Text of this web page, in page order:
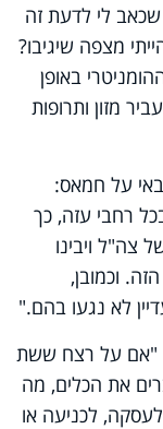
לי לדעת זה
מצפה שיגיבו?
באופן
מזון ותרופות
על חמאס:
רחבי עזה, כך
צה"ל ויבינו
וכמובן,
לא נגעו בהם."
"אם על רצח ששת
את הכלים, מה
לכניעה או